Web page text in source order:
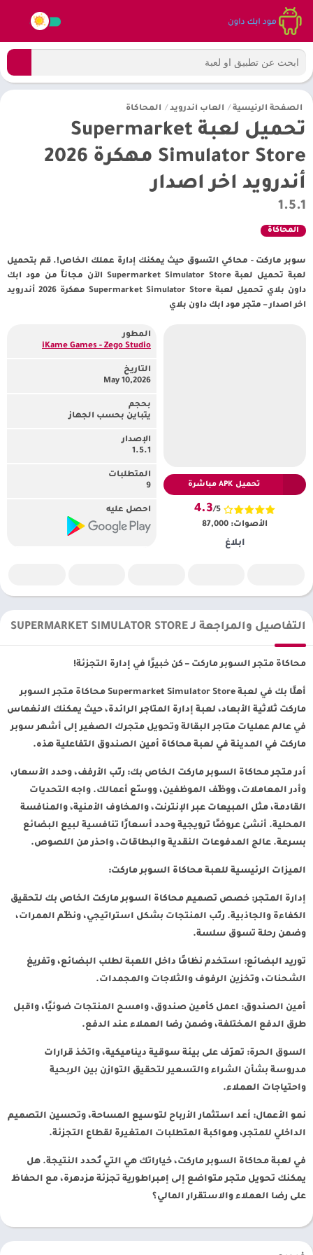
الصفحة الرئيسية / العاب أندرويد / المحاكاة
تحميل لعبة Supermarket
Simulator Store مهكرة 2026
أندرويد اخر اصدار
1.5.1
المحاكاة
سوبر ماركت - محاكي التسوق حيث يمكنك إدارة عملك الخاص!. قم بتحميل
لعبة تحميل لعبة Supermarket Simulator Store الآن مجاناً من مود ابك
داون بلاي تحميل لعبة Supermarket Simulator Store مهكرة 2026 أندرويد
اخر اصدار – متجر مود ابك داون بلاي
تحميل APK مباشرة
4.3/5
الأصوات: 87,000
ابلاغ
المطور
iKame Games - Zego Studio‏
التاريخ
May 10,2026
بحجم
يتباين بحسب الجهاز
الإصدار
1.5.1
المتطلبات
9
احصل عليه
التفاصيل والمراجعة لـ SUPERMARKET SIMULATOR STORE
محاكاة متجر السوبر ماركت – كن خبيرًا في إدارة التجزئة!
أهلًا بك في لعبة Supermarket Simulator Store محاكاة متجر السوبر
ماركت ثلاثية الأبعاد، لعبة إدارة المتاجر الرائدة، حيث يمكنك الانغماس
في عالم عمليات متاجر البقالة وتحويل متجرك الصغير إلى أشهر سوبر
ماركت في المدينة في لعبة محاكاة أمين الصندوق التفاعلية هذه.
أدر متجر محاكاة السوبر ماركت الخاص بك: رتّب الأرفف، وحدد الأسعار،
وأدر المعاملات، ووظّف الموظفين، ووسّع أعمالك. واجه التحديات
القادمة، مثل المبيعات عبر الإنترنت، والمخاوف الأمنية، والمنافسة
المحلية. أنشئ عروضًا ترويجية وحدد أسعارًا تنافسية لبيع البضائع
بسرعة. عالج المدفوعات النقدية والبطاقات، واحذر من اللصوص.
الميزات الرئيسية للعبة محاكاة السوبر ماركت:
إدارة المتجر: خصص تصميم محاكاة السوبر ماركت الخاص بك لتحقيق
الكفاءة والجاذبية. رتّب المنتجات بشكل استراتيجي، ونظّم الممرات،
وضمن رحلة تسوق سلسة.
توريد البضائع: استخدم نظامًا داخل اللعبة لطلب البضائع، وتفريغ
الشحنات، وتخزين الرفوف والثلاجات والمجمدات.
أمين الصندوق: اعمل كأمين صندوق، وامسح المنتجات ضوئيًا، واقبل
طرق الدفع المختلفة، وضمن رضا العملاء عند الدفع.
السوق الحرة: تعرّف على بيئة سوقية ديناميكية، واتخذ قرارات
مدروسة بشأن الشراء والتسعير لتحقيق التوازن بين الربحية
واحتياجات العملاء.
نمو الأعمال: أعد استثمار الأرباح لتوسيع المساحة، وتحسين التصميم
الداخلي للمتجر، ومواكبة المتطلبات المتغيرة لقطاع التجزئة.
في لعبة محاكاة السوبر ماركت، خياراتك هي التي تُحدد النتيجة. هل
يمكنك تحويل متجر متواضع إلى إمبراطورية تجزئة مزدهرة، مع الحفاظ
على رضا العملاء والاستقرار المالي؟